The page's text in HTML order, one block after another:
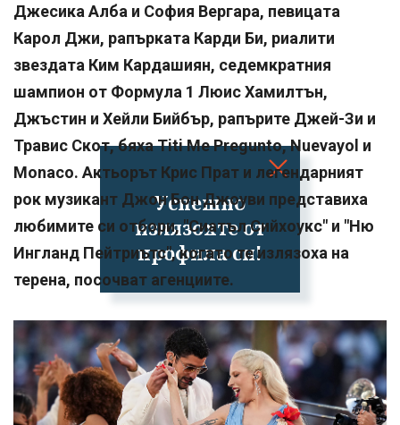
Успешно
излязохте от
профила си!
Джесика Алба и София Вергара, певицата
Карол Джи, рапърката Карди Би, риалити
звездата Ким Кардашиян, седемкратния
шампион от Формула 1 Люис Хамилтън,
Джъстин и Хейли Бийбър, рапърите Джей-Зи и
Травис Скот, бяха Titi Me Pregunto, Nuevayol и
Monaco. Актьорът Крис Прат и легендарният
рок музикант Джон Бон Джоуви представиха
любимите си отбори, "Сиатъл Сийхоукс" и "Ню
Ингланд Пейтриътс", когато те излязоха на
терена, посочват агенциите.